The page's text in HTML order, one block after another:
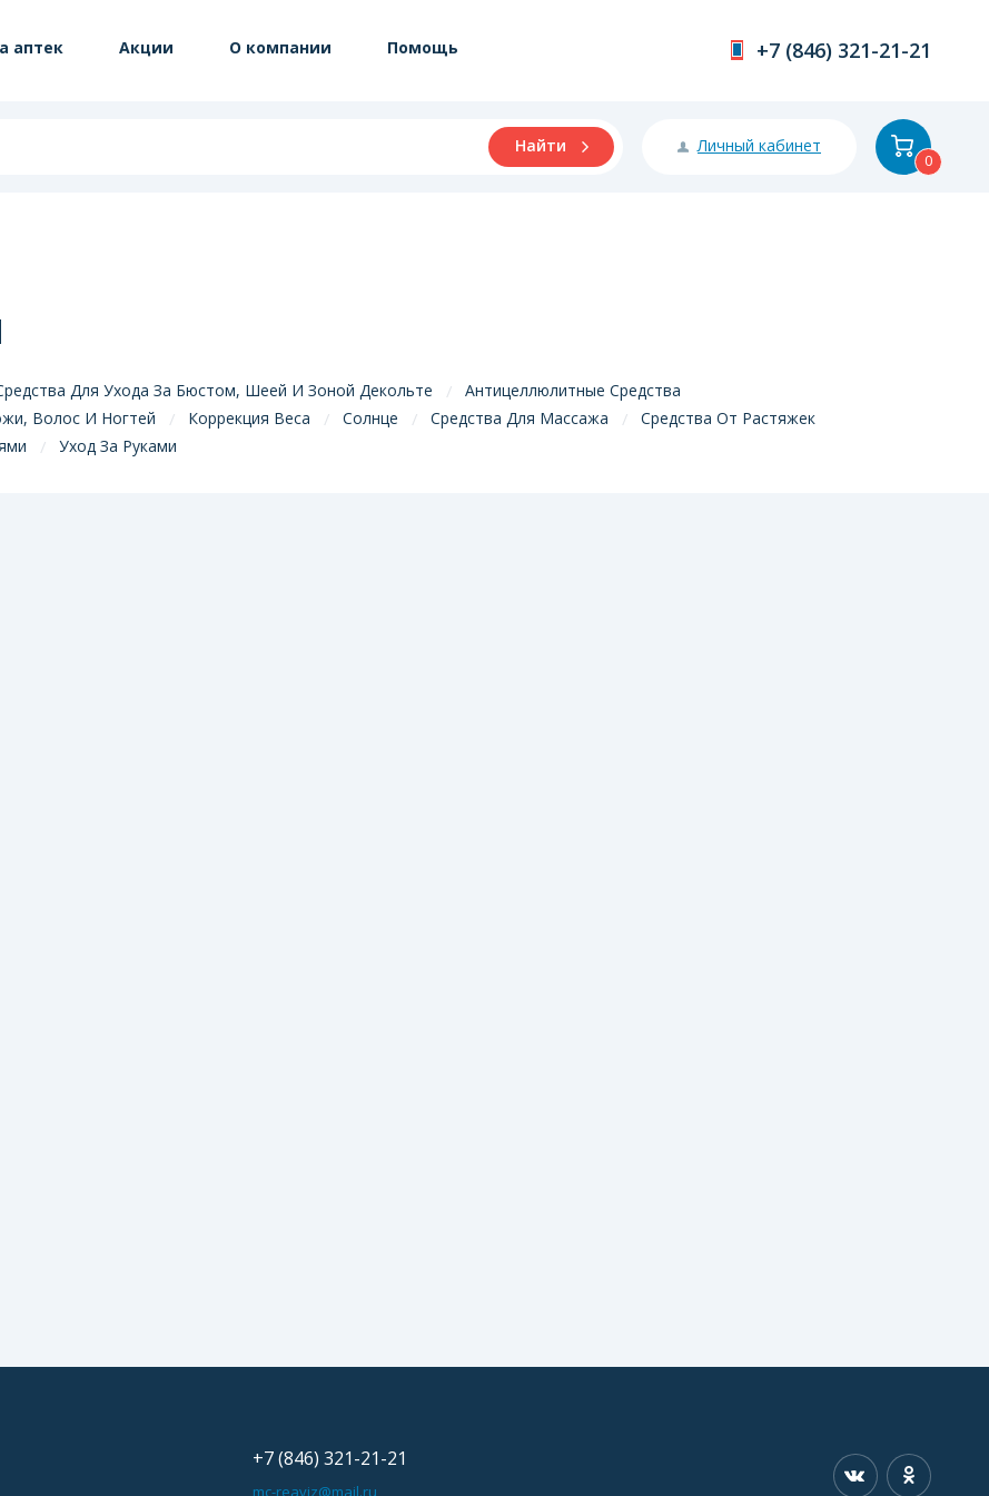
аптек Акции О компании Помощь +7 (846) 321-21-21
Найти Личный кабинет
0
Для Ухода За Бюстом, Шеей И Зоной Декольте
Антицеллюлитные Средства
Волос И Ногтей Коррекция Веса Солнце Средства Для Массажа
Средства От Растяжек
Уход За Руками
+7 (846) 321-21-21
mc-reaviz@mail.ru